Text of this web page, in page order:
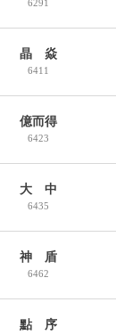
6291
晶 焱
6411
億而得
6423
大 中
6435
神 盾
6462
點 序